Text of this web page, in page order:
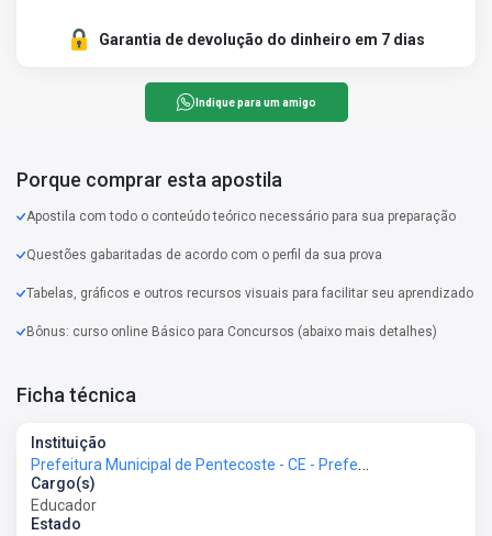
Garantia de devolução do dinheiro em 7 dias
Indique para um amigo
Porque comprar esta apostila
Apostila com todo o conteúdo teórico necessário para sua preparação
Questões gabaritadas de acordo com o perfil da sua prova
Tabelas, gráficos e outros recursos visuais para facilitar seu aprendizado
Bônus: curso online Básico para Concursos (abaixo mais detalhes)
Ficha técnica
Instituição
Prefeitura Municipal de Pentecoste - CE - Prefeitura de Pentecoste - CE
Cargo(s)
Educador
Estado